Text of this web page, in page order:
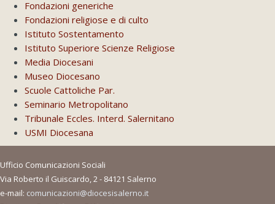
Fondazioni generiche
Fondazioni religiose e di culto
Istituto Sostentamento
Istituto Superiore Scienze Religiose
Media Diocesani
Museo Diocesano
Scuole Cattoliche Par.
Seminario Metropolitano
Tribunale Eccles. Interd. Salernitano
USMI Diocesana
Ufficio Comunicazioni Sociali
Via Roberto il Guiscardo, 2 - 84121 Salerno
e-mail: comunicazioni@diocesisalerno.it